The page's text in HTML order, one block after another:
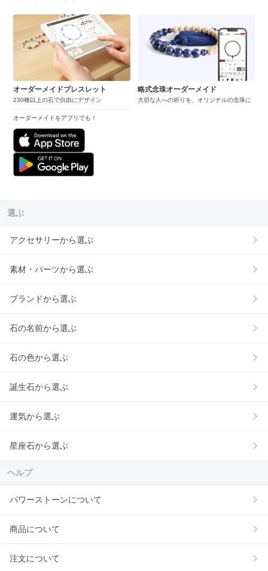
オーダーメイドブレスレット
230種以上の石で自由にデザイン
オーダーメイドをアプリでも！
略式念珠オーダーメイド
大切な人への祈りを、オリジナルの念珠に
選ぶ
アクセサリーから選ぶ
素材・パーツから選ぶ
ブランドから選ぶ
石の名前から選ぶ
石の色から選ぶ
誕生石から選ぶ
運気から選ぶ
星座石から選ぶ
ヘルプ
パワーストーンについて
商品について
注文について